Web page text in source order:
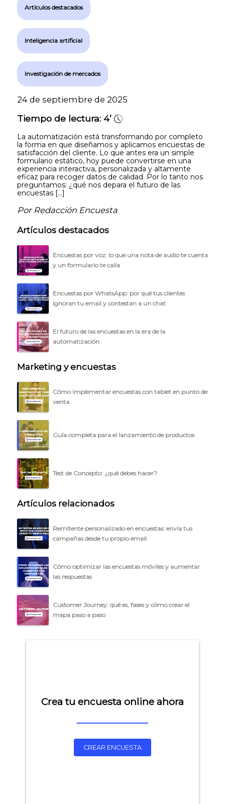
Artículos destacados
Inteligencia artificial
Investigación de mercados
24 de septiembre de 2025
Tiempo de lectura: 4’
La automatización está transformando por completo
la forma en que diseñamos y aplicamos encuestas de
satisfacción del cliente. Lo que antes era un simple
formulario estático, hoy puede convertirse en una
experiencia interactiva, personalizada y altamente
eficaz para recoger datos de calidad. Por lo tanto nos
preguntamos: ¿qué nos depara el futuro de las
encuestas […]
Por Redacción Encuesta
Artículos destacados
Encuestas por voz: lo que una nota de audio te cuenta
y un formulario te calla
Encuestas por WhatsApp: por qué tus clientes
ignoran tu email y contestan a un chat
El futuro de las encuestas en la era de la
automatización
Marketing y encuestas
Cómo implementar encuestas con tablet en punto de
venta
Guía completa para el lanzamiento de productos
Test de Concepto: ¿qué debes hacer?
Artículos relacionados
Remitente personalizado en encuestas: envía tus
campañas desde tu propio email
Cómo optimizar las encuestas móviles y aumentar
las respuestas
Customer Journey: qué es, fases y cómo crear el
mapa paso a paso
Crea tu encuesta online ahora
CREAR ENCUESTA